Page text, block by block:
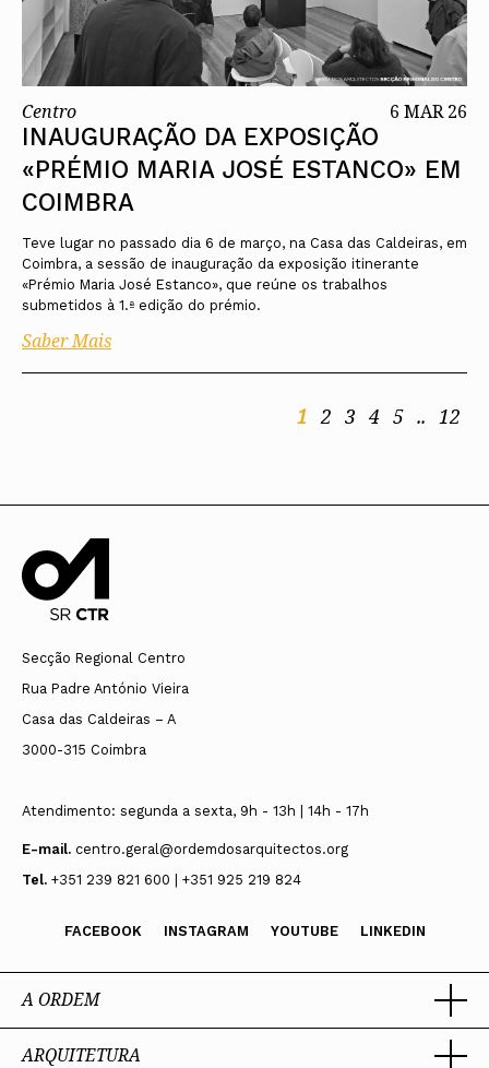
Centro 6 MAR 26
INAUGURAÇÃO DA EXPOSIÇÃO
«PRÉMIO MARIA JOSÉ ESTANCO» EM
COIMBRA
Teve lugar no passado dia 6 de março, na Casa das Caldeiras, em
Coimbra, a sessão de inauguração da exposição itinerante
«Prémio Maria José Estanco», que reúne os trabalhos
submetidos à 1.ª edição do prémio.
Saber Mais
1 2 3 4 5 .. 12
Secção Regional Centro
Rua Padre António Vieira
Casa das Caldeiras – A
3000-315 Coimbra
Atendimento: segunda a sexta, 9h - 13h | 14h - 17h
E-mail. centro.geral@ordemdosarquitectos.org
Tel. +351 239 821 600 | +351 925 219 824
FACEBOOK INSTAGRAM YOUTUBE LINKEDIN
A ORDEM
Ordem dos Arquitectos
ARQUITETURA